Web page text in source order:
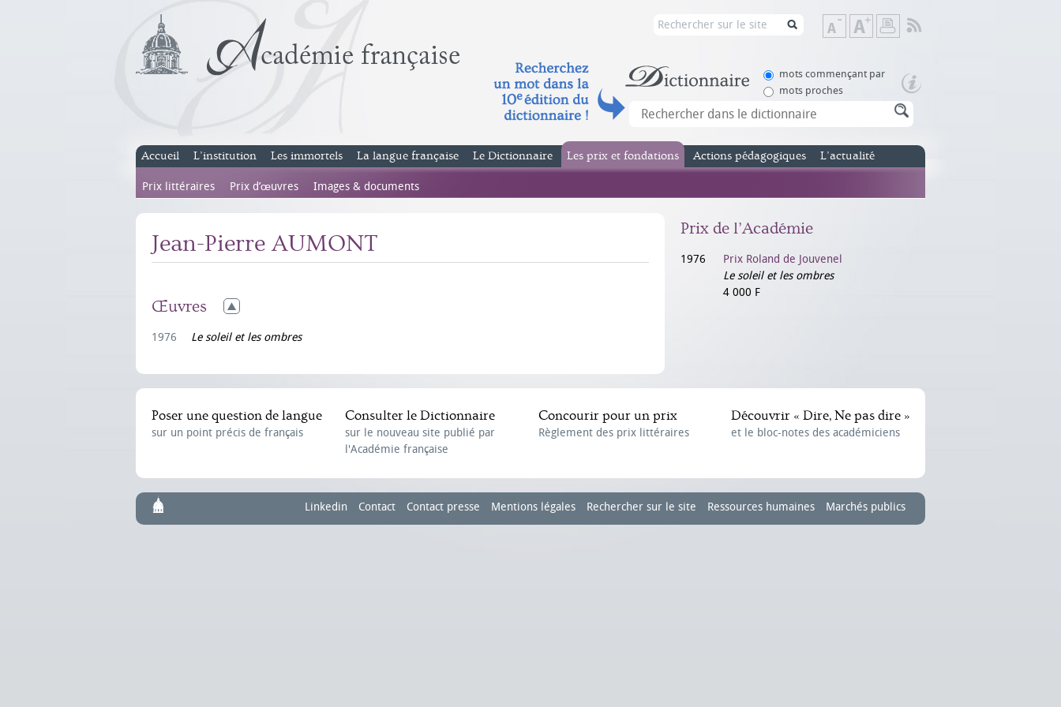
Diminuer
la
de
Augmenter
la
de
mots commençant par
mots proches
Accueil L’institution Les immortels La langue française Le Dictionnaire Les prix et fondations
Prix littéraires Prix d’œuvres Images & documents
Actions pédagogiques L’actualité
Jean-Pierre AUMONT
Œuvres
1976 Le soleil et les ombres
Prix de l’Académie
1976
Prix Roland de Jouvenel
Le soleil et les ombres
4 000 F
Poser une question de langue
sur un point précis de français
Consulter le Dictionnaire
sur le nouveau site publié par
l'Académie française
Concourir pour un prix
Règlement des prix littéraires
Découvrir « Dire, Ne pas dire »
et le bloc-notes des académiciens
Linkedin Contact Contact presse Mentions légales Rechercher sur le site Ressources humaines Marchés publics